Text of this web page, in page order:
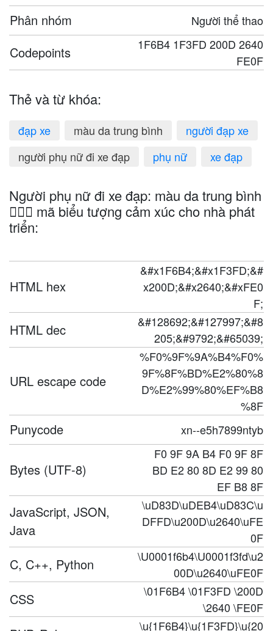
Phân nhóm Người thể thao
Codepoints
1F6B4 1F3FD 200D 2640
FE0F
Thẻ và từ khóa:
đạp xe màu da trung bình
người đạp xe
người phụ nữ đi xe đạp
phụ nữ xe đạp
Người phụ nữ đi xe đạp: màu da trung bình
🚴🏽‍♀️ mã biểu tượng cảm xúc cho nhà phát
triển:
HTML hex
&#x1F6B4;&#x1F3FD;&#
x200D;&#x2640;&#xFE0
F;
HTML dec
&#128692;&#127997;&#8
205;&#9792;&#65039;
URL escape code
%F0%9F%9A%B4%F0%
9F%8F%BD%E2%80%8
D%E2%99%80%EF%B8
%8F
Punycode xn--e5h7899ntyb
Bytes (UTF-8)
F0 9F 9A B4 F0 9F 8F
BD E2 80 8D E2 99 80
EF B8 8F
JavaScript, JSON,
Java
\uD83D\uDEB4\uD83C\u
DFFD\u200D\u2640\uFE
0F
C, C++, Python
\U0001f6b4\U0001f3fd\u2
00D\u2640\uFE0F
CSS
\01F6B4 \01F3FD \200D
\2640 \FE0F
\u{1F6B4}\u{1F3FD}\u{20